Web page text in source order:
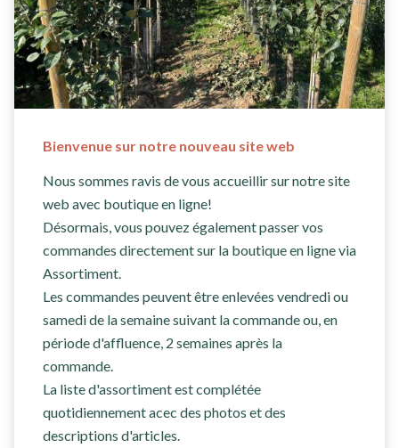
Bienvenue sur notre nouveau site web
Nous sommes ravis de vous accueillir sur notre site
web avec boutique en ligne!
Désormais, vous pouvez également passer vos
commandes directement sur la boutique en ligne via
Assortiment.
Les commandes peuvent être enlevées vendredi ou
samedi de la semaine suivant la commande ou, en
période d'affluence, 2 semaines après la
commande.
La liste d'assortiment est complétée
quotidiennement acec des photos et des
descriptions d'articles.